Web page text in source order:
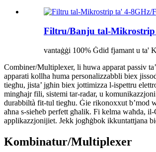
Filtru/Banju tal-Mikrostrip
vantaġġi 100% Ġdid fjamant u ta'
Combiner/Multiplexer, li huwa apparat passiv
apparati kollha huma personalizzabbli biex
tiegħu, jista’ jgħin biex jottimizza l-ispettru
mingħajr fili, sistemi tar-radar, u
durabbiltà fit-tul tiegħu. Ġie rikonoxxut b’mod
aħna s-sieħeb perfett għalik. Fi kelma waħda,
applikazzjonijiet. Jekk jogħġbok ikkuntattjana
Kombinatur/Multiplexer